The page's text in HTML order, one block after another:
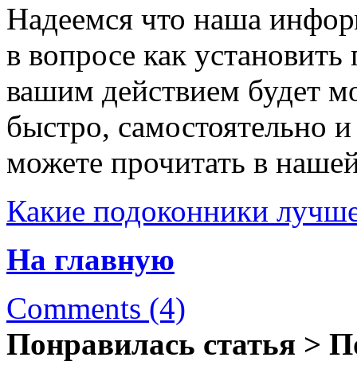
Надеемся что наша
в вопросе как
вашим действием будет
быстро, самостоятельно
можете прочитать в
Какие подоконники
На главную
Comments (4)
Понравилась статья >